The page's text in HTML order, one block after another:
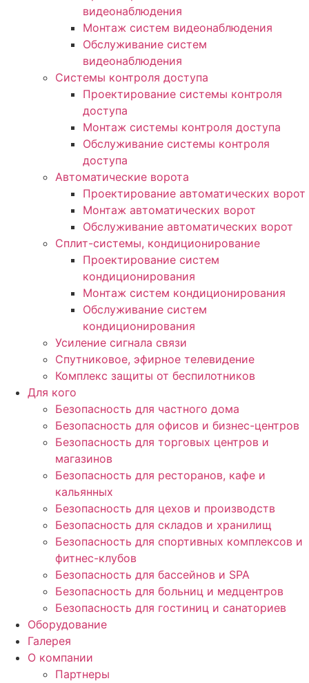
видеонаблюдения
Монтаж систем видеонаблюдения
Обслуживание систем
видеонаблюдения
Системы контроля доступа
Проектирование системы контроля
доступа
Монтаж системы контроля доступа
Обслуживание системы контроля
доступа
Автоматические ворота
Проектирование автоматических ворот
Монтаж автоматических ворот
Обслуживание автоматических ворот
Сплит-системы, кондиционирование
Проектирование систем
кондиционирования
Монтаж систем кондиционирования
Обслуживание систем
кондиционирования
Усиление сигнала связи
Спутниковое, эфирное телевидение
Комплекс защиты от беспилотников
Для кого
Безопасность для частного дома
Безопасность для офисов и бизнес-центров
Безопасность для торговых центров и
магазинов
Безопасность для ресторанов, кафе и
кальянных
Безопасность для цехов и производств
Безопасность для складов и хранилищ
Безопасность для спортивных комплексов и
фитнес-клубов
Безопасность для бассейнов и SPA
Безопасность для больниц и медцентров
Безопасность для гостиниц и санаториев
Оборудование
Галерея
О компании
Партнеры